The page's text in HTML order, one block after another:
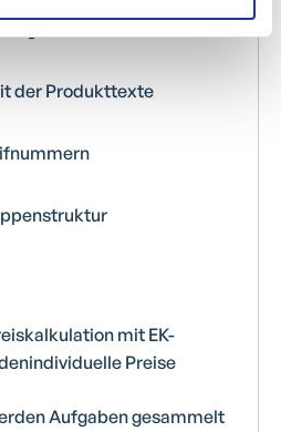
der Produkttexte
mit EK-
Preise
Aufgaben gesammelt